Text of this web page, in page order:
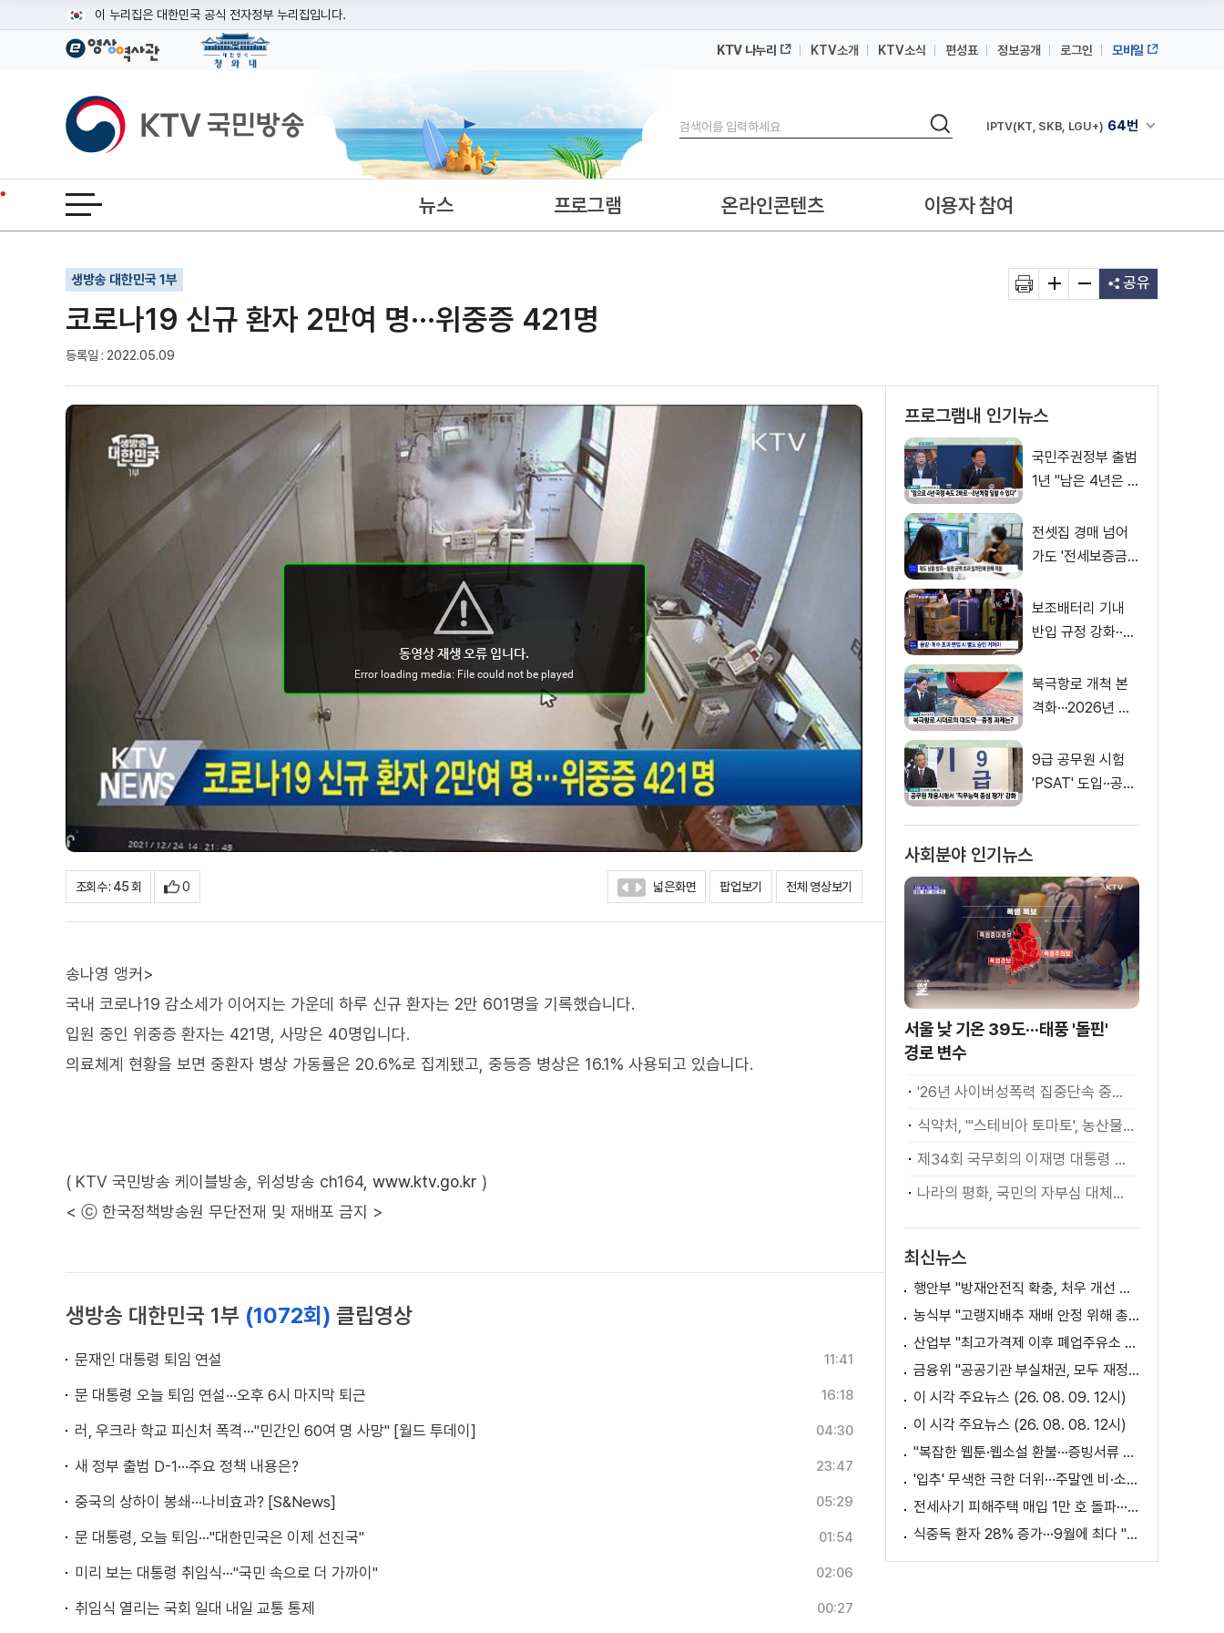
이 누리집은 대한민국 공식 전자정부 누리집입니다.
공식 누리집 주소 확인하기
이밖에 or.kr 또는 .kr등 다른 도메인 주소를 사용하고 있다면 아래 URL에서 도메인 주소를 확인해 보세요
운영중인 공식 누리집보기
KTV 나누리 KTV소개 KTV소식 편성표 정보공개 로그인 모바일
KTV국민방송
검색
검색 채널안내 펼쳐
IPTV(KT, SKB, LGU+) 64번
IPTV(KT, SKB, LGU+)
전체메뉴 열기 뉴스 프로그램 온라인콘텐츠 이용자 참여
생방송 대한민국 1부
코로나19 신규 환자 2만여 명···위중증 421명
등록일 : 2022.05.09
기사인쇄
글자확대
글자축소 공유
조회수 : 45 회 0 넓은화면 팝업보기 전체 영상보기
송나영 앵커>
국내 코로나19 감소세가 이어지는 가운데 하루 신규 환자는 2만 601명을 기록했습니다.
입원 중인 위중증 환자는 421명, 사망은 40명입니다.
의료체계 현황을 보면 중환자 병상 가동률은 20.6%로 집계됐고, 중등증 병상은 16.1% 사용되고 있습니다.
( KTV 국민방송 케이블방송, 위성방송 ch164, www.ktv.go.kr )
< ⓒ 한국정책방송원 무단전재 및 재배포 금지 >
생방송 대한민국 1부 (1072회) 클립영상
문재인 대통령 퇴임 연설 11:41
문 대통령 오늘 퇴임 연설···오후 6시 마지막 퇴근 16:18
러, 우크라 학교 피신처 폭격···"민간인 60여 명 사망" [월드 투데이] 04:30
새 정부 출범 D-1···주요 정책 내용은? 23:47
중국의 상하이 봉쇄···나비효과? [S&News] 05:29
문 대통령, 오늘 퇴임···"대한민국은 이제 선진국" 01:54
미리 보는 대통령 취임식···"국민 속으로 더 가까이" 02:06
취임식 열리는 국회 일대 내일 교통 통제 00:27
프로그램내 인기뉴스
국민주권정부 출범
1년 "남은 4년은 8
전셋집 경매 넘어
가도 '전세보증금'
보조배터리 기내
반입 규정 강화··
북극항로 개척 본
격화···2026년 해
은?
9급 공무원 시험
'PSAT' 도입··공정
사회분야 인기뉴스
서울 낮 기온 39도···태풍 '돌핀'
경로 변수
'26년 사이버성폭력 집중단속 중간성과 발표···향후 추진계획은?
식약처, "'스테비아 토마토', 농산물 아닌 가공식품"
제34회 국무회의 이재명 대통령 모두발언
나라의 평화, 국민의 자부심 대체불가 대한민국 이재명 대통령 모두말씀
최신뉴스
행안부 "방재안전직 확충, 처우 개선 등 위한 제도개선 추진"
농식부 "고랭지배추 재배 안정 위해 총력···배추가격 점차 안정세"
산업부 "최고가격제 이후 폐업주유소 증가? 사실 아냐"
금융위 "공공기관 부실채권, 모두 재정으로 보전되는 것 아냐"
이 시각 주요뉴스 (26. 08. 09. 12시)
이 시각 주요뉴스 (26. 08. 08. 12시)
"복잡한 웹툰·웹소설 환불···증빙서류 요구까지"
'입추' 무색한 극한 더위···주말엔 비·소나기
전세사기 피해주택 매입 1만 호 돌파···피해 지원 속도
식중독 환자 28% 증가···9월에 최다 "입추 방심 금물"